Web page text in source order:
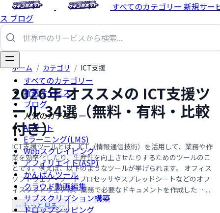
すべてのカテゴリー 新規サー
ス ブログ
すべてのカテゴリー
新規サービス
ブログ
人気のカテゴリー
AIアート
Eラーニング(LMS)
Webスクレイピング
アフィリエイト(ASP)
かんばんツール
クラウド動画編集
サブスクリプション構築
ドロップシッピング
ホーム / カテゴリ / ICT支援
2026年 オススメの ICT支援ツ
ール 34選（無料・有料・比較
付き）
ICT支援ツールとは、ICT（情報通信技術）を活用して、業務や作
業を効率化したり、生産性を向上させたりするためのツールのこ
とです。例えば、以下のようなツールが挙げられます。 オフィス
ソフトウェア - ワードプロセッサやスプレッドシートなどのオフ
ィスソフトウェアは、業務で必要なドキュメントを作成した …...
-- もっと見る --